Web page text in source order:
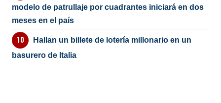
modelo de patrullaje por cuadrantes iniciará en dos
meses en el país
Hallan un billete de lotería millonario en un
basurero de Italia